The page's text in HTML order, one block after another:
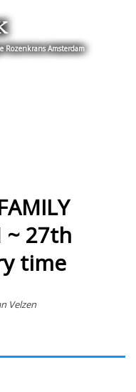
Rozenkrans Amsterdam
~ 27th
time
Velzen